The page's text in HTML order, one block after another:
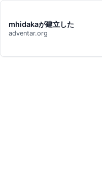
mhidakaが建立した
adventar.org